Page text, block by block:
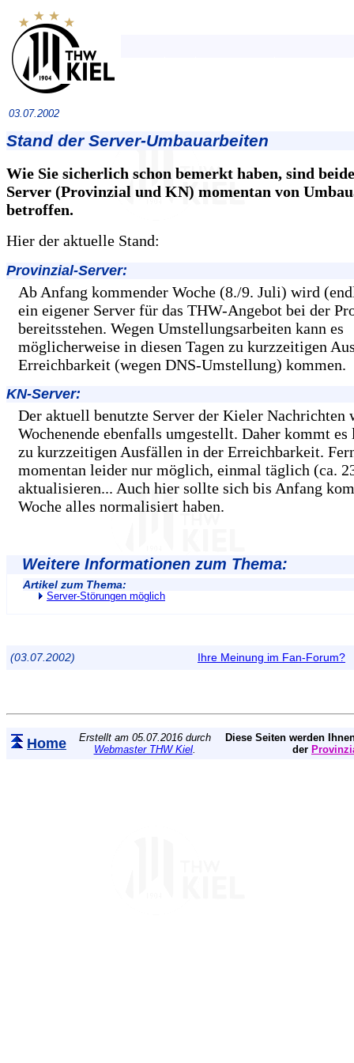
03.07.2002
Stand der Server-Umbauarbeiten
Wie Sie sicherlich schon bemerkt haben, sind
Server (Provinzial und KN) momentan von
betroffen.
Hier der aktuelle Stand:
Provinzial-Server:
Ab Anfang kommender Woche (8./9. Juli) wird
ein eigener Server für das THW-Angebot bei der
bereitsstehen. Wegen Umstellungsarbeiten kann es
möglicherweise in diesen Tagen zu kurzzeitigen
Erreichbarkeit (wegen DNS-Umstellung) kommen.
KN-Server:
Der aktuell benutzte Server der Kieler Nachrichten
Wochenende ebenfalls umgestellt. Daher kommt
zu kurzzeitigen Ausfällen in der Erreichbarkeit.
momentan leider nur möglich, einmal täglich (ca.
aktualisieren... Auch hier sollte sich bis Anfang
Woche alles normalisiert haben.
Weitere Informationen zum Thema:
Artikel zum Thema:
Server-Störungen möglich
(03.07.2002) Ihre Meinung im Fan-Forum?
Home
Erstellt am 05.07.2016 durch
Webmaster THW Kiel.
Diese Seiten werden
der